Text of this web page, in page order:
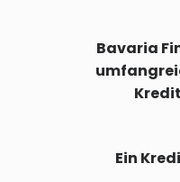
Bavaria
Ein